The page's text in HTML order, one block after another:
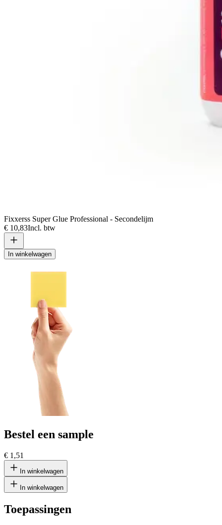
Fixxerss Super Glue Professional - Secondelijm
€ 10,83Incl. btw
In winkelwagen
Bestel een sample
€ 1,51
In winkelwagen
In winkelwagen
Toepassingen